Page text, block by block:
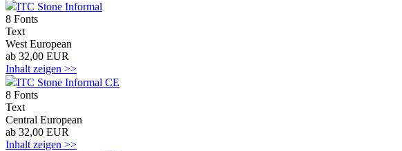
ITC Stone Informal
8 Fonts
Text
West European
ab 32,00 EUR
Inhalt zeigen >>
ITC Stone Informal CE
8 Fonts
Text
Central European
ab 32,00 EUR
Inhalt zeigen >>